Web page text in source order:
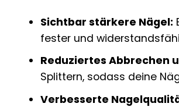
Sichtbar stärkere Nägel:
fester und
Reduziertes Abbrechen
Splittern, sodass deine
Verbesserte